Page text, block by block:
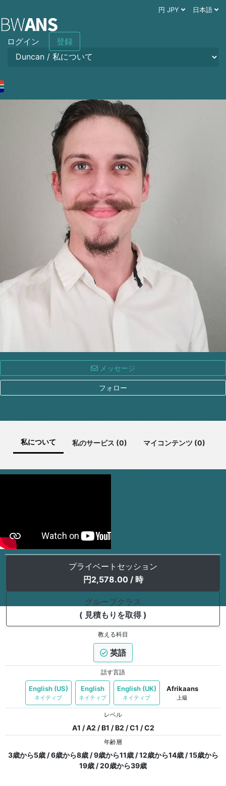
円 JPY 日本語
ログイン 登録
メッセージ
フォロー
私について 私のサービス (0) マイコンテンツ (0)
https://youtu.be/LITFeJtfZ9Q
プライベートセッション
円2,578.00/ 時
グループクラス
( 見積もりを取得 )
教える科目
英語
話す言語
English (US)
ネイティブ
English
ネイティブ
English (UK)
ネイティブ
Afrikaans
上級
レベル
A1 / A2 / B1 / B2 / C1 / C2
年齢層
3歳から5歳 / 6歳から8歳 / 9歳から11歳 / 12歳から14歳 / 15歳から
19歳 / 20歳から39歳